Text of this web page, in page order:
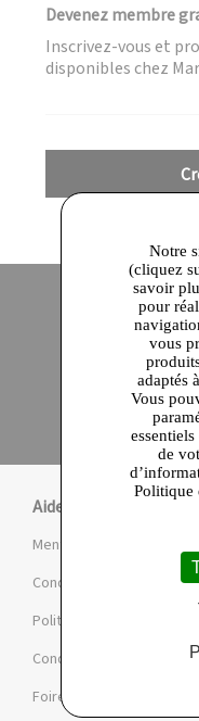
Devenez membre
Inscrivez-vous et
disponibles chez
Site officiel
Click and collect
en 24 heures
Aide
Mentions légales et CGU
Conditions de la
Politique de
Conditions des offres et
Foire aux questions
Notre
(cliquez
savoir
pour
vous
adaptés
Vous
de
Politique